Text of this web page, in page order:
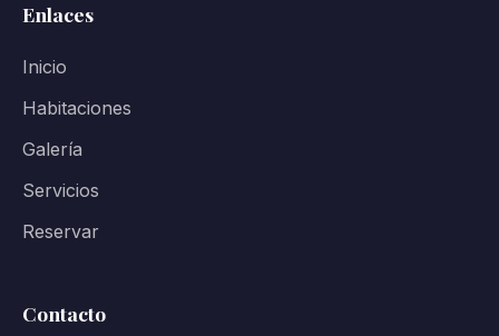
Enlaces
Inicio
Habitaciones
Galería
Servicios
Reservar
Contacto